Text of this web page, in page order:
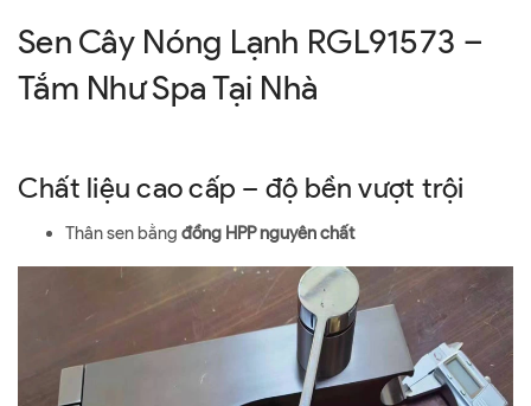
Sen Cây Nóng Lạnh RGL91573 –
Tắm Như Spa Tại Nhà
Chất liệu cao cấp – độ bền vượt trội
Thân sen bằng đồng HPP nguyên chất